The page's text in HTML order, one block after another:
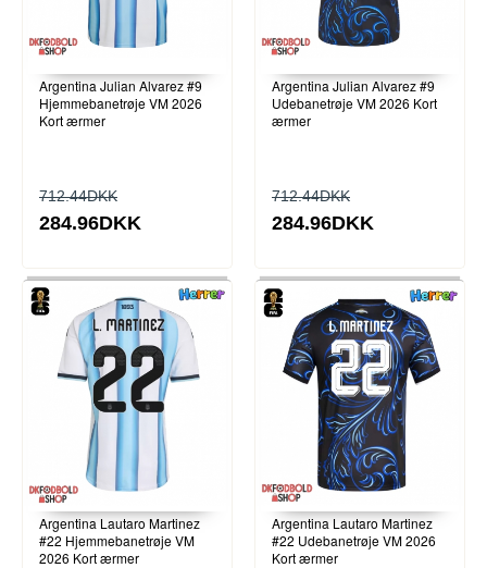
Argentina Julian Alvarez #9
Hjemmebanetrøje VM 2026
Kort ærmer
712.44DKK
284.96DKK
Argentina Julian Alvarez #9
Udebanetrøje VM 2026 Kort
ærmer
712.44DKK
284.96DKK
Argentina Lautaro Martinez
#22 Hjemmebanetrøje VM
2026 Kort ærmer
Argentina Lautaro Martinez
#22 Udebanetrøje VM 2026
Kort ærmer